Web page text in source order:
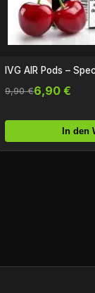
IVG AIR Pods –
9,90 €6,90 €
In den